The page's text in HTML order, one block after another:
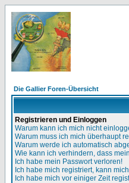
Die Gallier Foren-Übersicht
Registrieren und Einloggen
Warum kann ich mich nicht
Warum muss ich mich überhaupt
Warum werde ich automatisch
Wie kann ich verhindern, dass
Ich habe mein Passwort verloren!
Ich habe mich registriert, kann
Ich habe mich vor einiger Zeit